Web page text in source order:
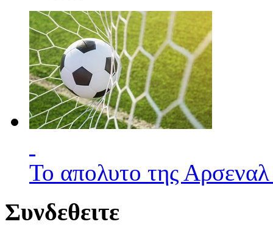
Το απολυτο της
Συνδεθειτε